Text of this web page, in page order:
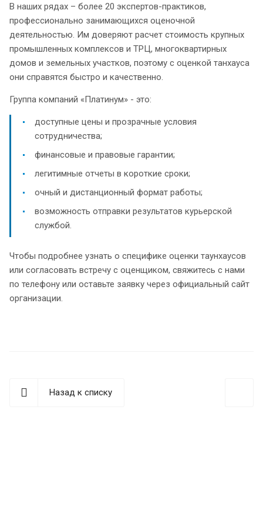
В наших рядах – более 20 экспертов-практиков,
профессионально занимающихся оценочной
деятельностью. Им доверяют расчет стоимость крупных
промышленных комплексов и ТРЦ, многоквартирных
домов и земельных участков, поэтому с оценкой танхауса
они справятся быстро и качественно.
Группа компаний «Платинум» - это:
доступные цены и прозрачные условия
сотрудничества;
финансовые и правовые гарантии;
легитимные отчеты в короткие сроки;
очный и дистанционный формат работы;
возможность отправки результатов курьерской
службой.
Чтобы подробнее узнать о специфике оценки таунхаусов
или согласовать встречу с оценщиком, свяжитесь с нами
по телефону или оставьте заявку через официальный сайт
организации.
Назад к списку